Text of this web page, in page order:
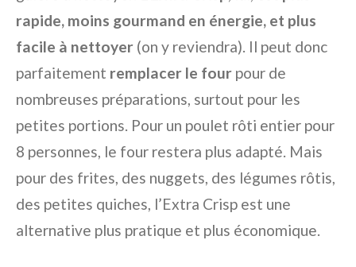
rapide, moins gourmand en énergie, et plus
facile à nettoyer (on y reviendra). Il peut donc
parfaitement remplacer le four pour de
nombreuses préparations, surtout pour les
petites portions. Pour un poulet rôti entier pour
8 personnes, le four restera plus adapté. Mais
pour des frites, des nuggets, des légumes rôtis,
des petites quiches, l’Extra Crisp est une
alternative plus pratique et plus économique.